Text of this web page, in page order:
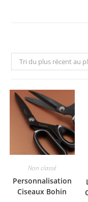
Tri du plus récent au
Non classé
Personnalisation
Ciseaux Bohin